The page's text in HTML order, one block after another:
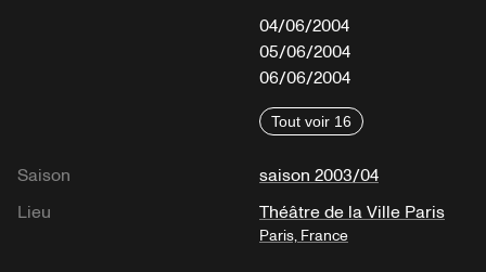
04/06/2004
05/06/2004
06/06/2004
Tout voir 16
Saison
saison 2003/04
Lieu
Théâtre de la Ville Paris
Paris, France